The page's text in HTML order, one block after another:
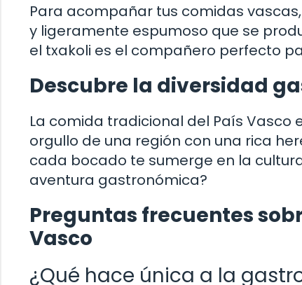
Para acompañar tus comidas
y ligeramente espumoso que se
el txakoli es el compañero perfecto
Descubre la diversidad
La comida tradicional del País Vasco
orgullo de una región con una rica
cada bocado te sumerge en la
aventura gastronómica?
Preguntas frecuentes
Vasco
¿Qué hace única a la